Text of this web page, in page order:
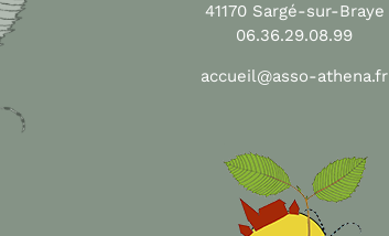
41170 Sargé-sur-Braye
06.36.29.08.99
accueil@asso-athena.fr